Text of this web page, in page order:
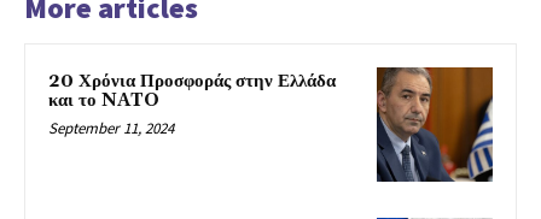
More articles
20 Χρόνια Προσφοράς στην Ελλάδα
και το NATO
September 11, 2024